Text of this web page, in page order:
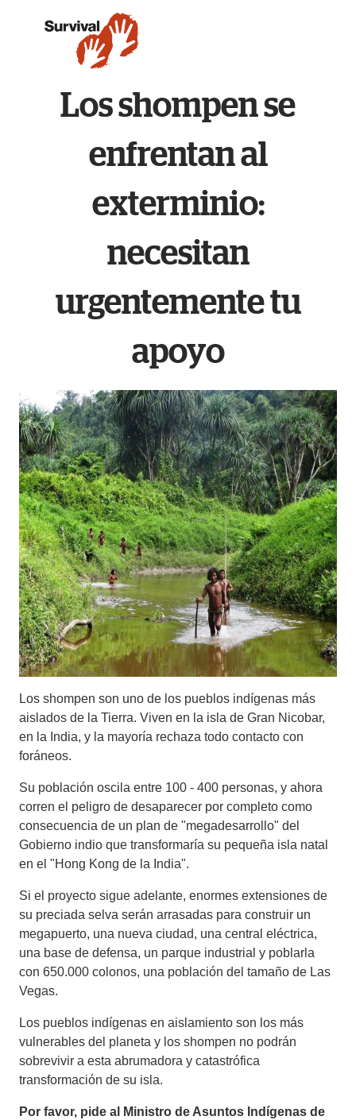
Los shompen se
enfrentan al
exterminio:
necesitan
urgentemente tu
apoyo
Los shompen son uno de los pueblos indígenas más
aislados de la Tierra. Viven en la isla de Gran Nicobar,
en la India, y la mayoría rechaza todo contacto con
foráneos.
Su población oscila entre 100 - 400 personas, y ahora
corren el peligro de desaparecer por completo como
consecuencia de un plan de "megadesarrollo" del
Gobierno indio que transformaría su pequeña isla natal
en el "Hong Kong de la India".
Si el proyecto sigue adelante, enormes extensiones de
su preciada selva serán arrasadas para construir un
megapuerto, una nueva ciudad, una central eléctrica,
una base de defensa, un parque industrial y poblarla
con 650.000 colonos, una población del tamaño de Las
Vegas.
Los pueblos indígenas en aislamiento son los más
vulnerables del planeta y los shompen no podrán
sobrevivir a esta abrumadora y catastrófica
transformación de su isla.
Por favor, pide al Ministro de Asuntos Indígenas de